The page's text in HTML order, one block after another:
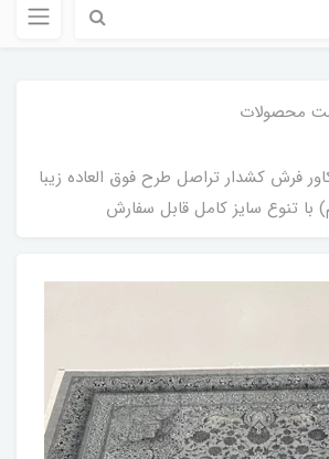
محصولات
فرش کشدار تراصل طرح فوق العاده زیبا